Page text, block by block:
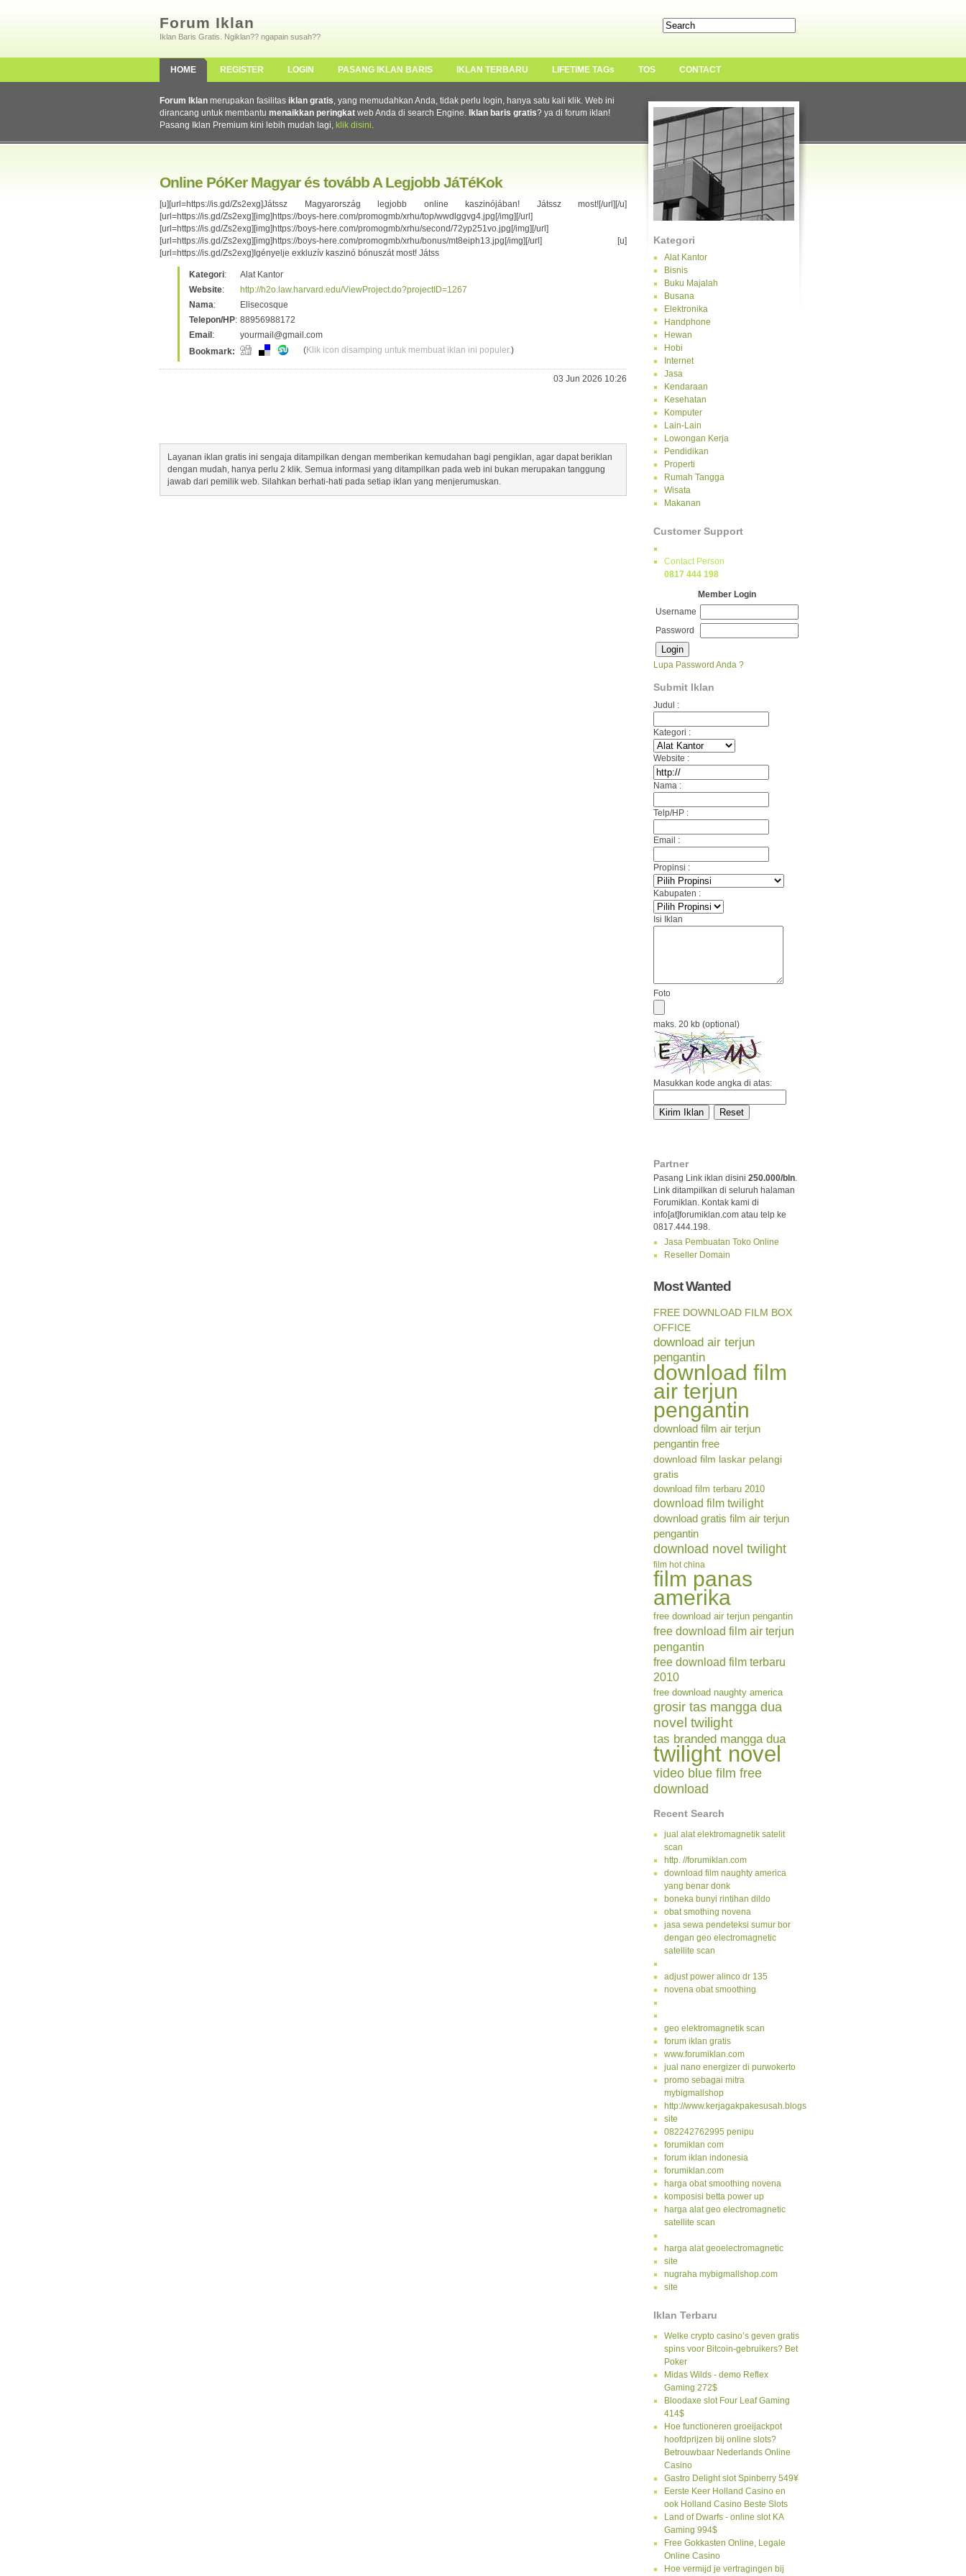
Forum Iklan
Iklan Baris Gratis. Ngiklan?? ngapain susah??
HOME REGISTER LOGIN PASANG IKLAN BARIS IKLAN TERBARU LIFETIME TAGs TOS CONTACT
Kategori
Alat Kantor
Bisnis
Buku Majalah
Busana
Elektronika
Handphone
Hewan
Hobi
Internet
Jasa
Kendaraan
Kesehatan
Komputer
Lain-Lain
Lowongan Kerja
Pendidikan
Properti
Rumah Tangga
Wisata
Makanan
Customer Support
Contact Person
0817 444 198
Member Login
Username
Password
Lupa Password Anda ?
Submit Iklan
Judul :
Kategori :
Website :
Nama :
Telp/HP :
Email :
Propinsi :
Kabupaten :
Isi Iklan
Foto
maks. 20 kb (optional)
Masukkan kode angka di atas:
Partner
Pasang Link iklan disini 250.000/bln.
Link ditampilkan di seluruh halaman
Forumiklan. Kontak kami di
info[at]forumiklan.com atau telp ke
0817.444.198.
Jasa Pembuatan Toko Online
Reseller Domain
Most Wanted
FREE DOWNLOAD FILM BOX
OFFICE
download air terjun
pengantin
download film
air terjun
pengantin
download film air terjun
pengantin free
download film laskar pelangi
gratis
download film terbaru 2010
download film twilight
download gratis film air terjun
pengantin
download novel twilight
film hot china
film panas
amerika
free download air terjun pengantin
free download film air terjun
pengantin
free download film terbaru
2010
free download naughty america
grosir tas mangga dua
novel twilight
tas branded mangga dua
twilight novel
video blue film free
download
Recent Search
jual alat elektromagnetik satelit
scan
http. //forumiklan.com
download film naughty america
yang benar donk
boneka bunyi rintihan dildo
obat smothing novena
jasa sewa pendeteksi sumur bor
dengan geo electromagnetic
satellite scan
adjust power alinco dr 135
novena obat smoothing
geo elektromagnetik scan
forum iklan gratis
www.forumiklan.com
jual nano energizer di purwokerto
promo sebagai mitra
mybigmallshop
http://www.kerjagakpakesusah.blogspot.com/
site
082242762995 penipu
forumiklan com
forum iklan indonesia
forumiklan.com
harga obat smoothing novena
komposisi betta power up
harga alat geo electromagnetic
satellite scan
harga alat geoelectromagnetic
site
nugraha mybigmallshop.com
site
Iklan Terbaru
Welke crypto casino’s geven gratis
spins voor Bitcoin-gebruikers? Bet
Poker
Midas Wilds - demo Reflex
Gaming 272$
Bloodaxe slot Four Leaf Gaming
414$
Hoe functioneren groeijackpot
hoofdprijzen bij online slots?
Betrouwbaar Nederlands Online
Casino
Gastro Delight slot Spinberry 549¥
Eerste Keer Holland Casino en
ook Holland Casino Beste Slots
Land of Dwarfs - online slot KA
Gaming 994$
Free Gokkasten Online, Legale
Online Casino
Hoe vermijd je vertragingen bij
Forum Iklan merupakan fasilitas iklan gratis, yang memudahkan Anda, tidak perlu login, hanya satu kali klik. Web ini
dirancang untuk membantu menaikkan peringkat web Anda di search Engine. Iklan baris gratis? ya di forum iklan!
Pasang Iklan Premium kini lebih mudah lagi, klik disini.
Online PóKer Magyar és tovább A Legjobb JáTéKok
[u][url=https://is.gd/Zs2exg]Játssz Magyarország legjobb online kaszinójában! Játssz most![/url][/u]
[url=https://is.gd/Zs2exg][img]https://boys-here.com/promogmb/xrhu/top/wwdlggvg4.jpg[/img][/url]
[url=https://is.gd/Zs2exg][img]https://boys-here.com/promogmb/xrhu/second/72yp251vo.jpg[/img][/url]
[url=https://is.gd/Zs2exg][img]https://boys-here.com/promogmb/xrhu/bonus/mt8eiph13.jpg[/img][/url] [u]
[url=https://is.gd/Zs2exg]Igényelje exkluzív kaszinó bónuszát most! Játss
Kategori:
Alat Kantor
Website:
http://h2o.law.harvard.edu/ViewProject.do?projectID=1267
Nama:
Elisecosque
Telepon/HP: 88956988172
Email :
yourmail@gmail.com
Bookmark:
(Klik icon disamping untuk membuat iklan ini populer.)
03 Jun 2026 10:26
Layanan iklan gratis ini sengaja ditampilkan dengan memberikan kemudahan bagi pengiklan, agar dapat beriklan
dengan mudah, hanya perlu 2 klik. Semua informasi yang ditampilkan pada web ini bukan merupakan tanggung
jawab dari pemilik web. Silahkan berhati-hati pada setiap iklan yang menjerumuskan.